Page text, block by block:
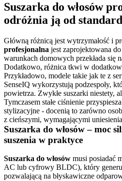
Suszarka do włosów
odróżnia ją od
Główną różnicą jest wytrzymałość i
profesjonalna jest zaprojektowana
warunkach domowych przekłada się
Dodatkowo, różnica tkwi w
Przykładowo, modele takie jak te z
SenseIQ wykorzystują podzespoły,
powietrza. Zwykłe suszarki niestety,
Tymczasem stałe ciśnienie
stylizacyjne - docenią to zarówno
Suszarka do włosów – moc
suszenia w praktyce
Suszarka do włosów musi posiadać
AC lub cyfrowy BLDC), który
pozwalającą na błyskawiczne